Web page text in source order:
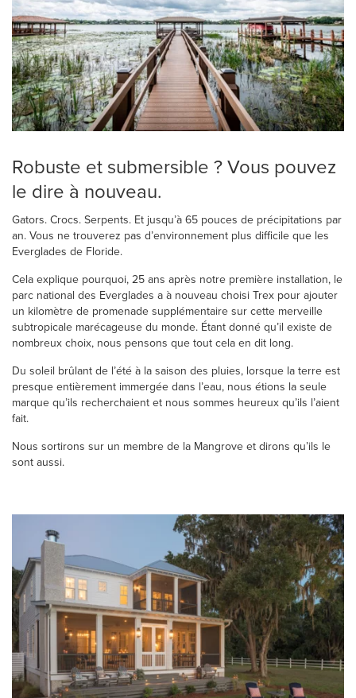
Robuste et submersible ? Vous pouvez
le dire à nouveau.
Gators. Crocs. Serpents. Et jusqu’à 65 pouces de précipitations par
an. Vous ne trouverez pas d’environnement plus difficile que les
Everglades de Floride.
Cela explique pourquoi, 25 ans après notre première installation, le
parc national des Everglades a à nouveau choisi Trex pour ajouter
un kilomètre de promenade supplémentaire sur cette merveille
subtropicale marécageuse du monde. Étant donné qu’il existe de
nombreux choix, nous pensons que tout cela en dit long.
Du soleil brûlant de l’été à la saison des pluies, lorsque la terre est
presque entièrement immergée dans l’eau, nous étions la seule
marque qu’ils recherchaient et nous sommes heureux qu’ils l’aient
fait.
Nous sortirons sur un membre de la Mangrove et dirons qu’ils le
sont aussi.